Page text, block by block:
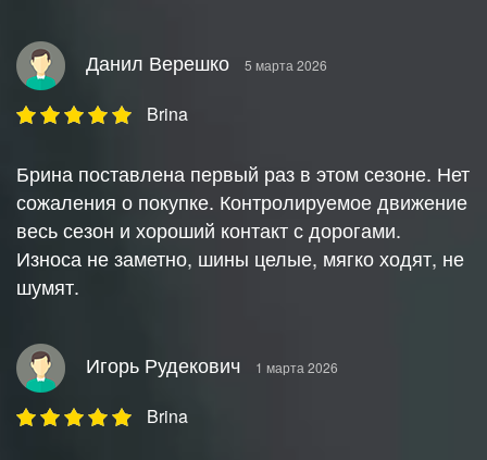
Данил Верешко 5 марта 2026
Brina
Брина поставлена первый раз в этом сезоне. Нет
сожаления о покупке. Контролируемое движение
весь сезон и хороший контакт с дорогами.
Износа не заметно, шины целые, мягко ходят, не
шумят.
Игорь Рудекович 1 марта 2026
Brina